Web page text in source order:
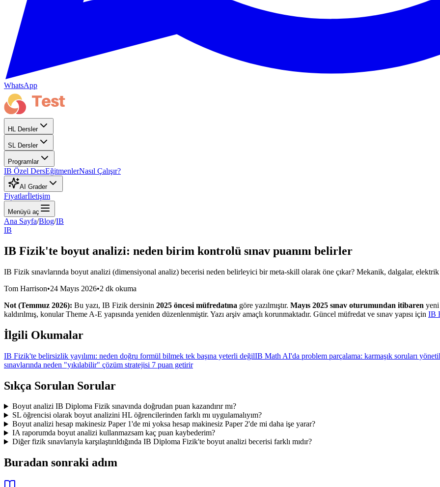
WhatsApp
HL Dersler
SL Dersler
Programlar
IB Özel DersEğitmenlerNasıl Çalışır?
AI Grader
Fiyatlarİletişim
Menüyü aç
Ana Sayfa/Blog/IB
IB
IB Fizik'te boyut analizi: neden birim kontrolü sınav puanını belirler
IB Fizik sınavlarında boyut analizi (dimensiyonal analiz) becerisi neden belirleyici bir meta-skill olarak öne çıkar? Mekanik, dalgalar,
Tom Harrison•24 Mayıs 2026•2 dk okuma
Not (Temmuz 2026): Bu yazı, IB Fizik dersinin 2025 öncesi müfredatına göre yazılmıştır. Mayıs 2025 sınav oturumundan itibaren
kaldırılmış, konular Theme A-E yapısında yeniden düzenlenmiştir. Yazı arşiv amaçlı korunmaktadır. Güncel müfredat ve sınav yapısı için IB
İlgili Okumalar
IB Fizik'te belirsizlik yayılımı: neden doğru formül bilmek tek başına yeterli değilIB Math AI'da problem parçalama: karmaşık soruları
sınavlarında neden "yıkılabilir" çözüm stratejisi 7 puan getirir
Sıkça Sorulan Sorular
Boyut analizi IB Diploma Fizik sınavında doğrudan puan kazandırır mı?
SL öğrencisi olarak boyut analizini HL öğrencilerinden farklı mı uygulamalıyım?
Boyut analizi hesap makinesiz Paper 1'de mi yoksa hesap makinesiz Paper 2'de mi daha işe yarar?
IA raporumda boyut analizi kullanmazsam kaç puan kaybederim?
Diğer fizik sınavlarıyla karşılaştırıldığında IB Diploma Fizik'te boyut analizi becerisi farklı mıdır?
Buradan sonraki adım